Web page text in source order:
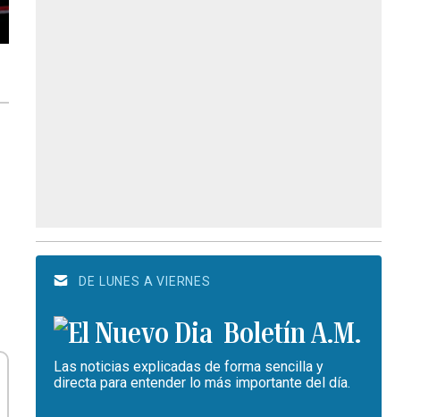
DE LUNES A VIERNES
Boletín A.M.
Las noticias explicadas de forma sencilla y
directa para entender lo más importante del día.